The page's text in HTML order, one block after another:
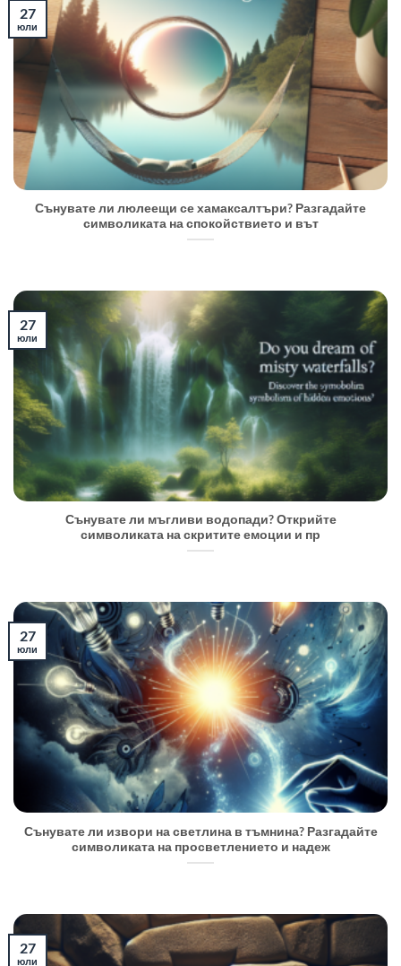
Сънувате ли люлеещи се хамаксалтъри? Разгадайте
символиката на спокойствието и вът
27
юли
Сънувате ли мъгливи водопади? Открийте
символиката на скритите емоции и пр
27
юли
Сънувате ли извори на светлина в тъмнина? Разгадайте
символиката на просветлението и надеж
27
юли
27
юли